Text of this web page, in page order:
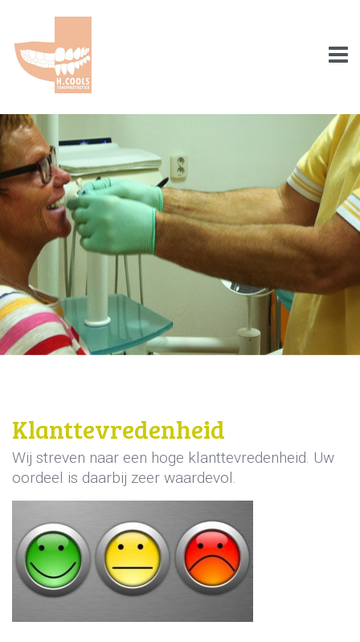
Klanttevredenheid
Wij streven naar een hoge klanttevredenheid. Uw
oordeel is daarbij zeer waardevol.